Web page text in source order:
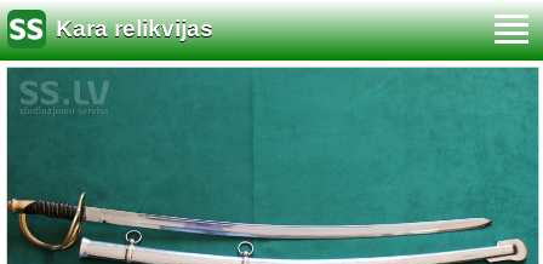
Kara relikvijas